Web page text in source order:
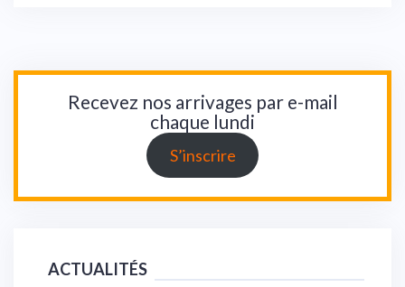
Recevez nos arrivages par e-mail
chaque lundi
S’inscrire
ACTUALITÉS